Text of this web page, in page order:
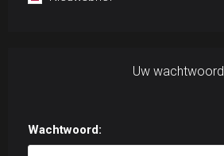
Uw wachtwoord
Wachtwoord: